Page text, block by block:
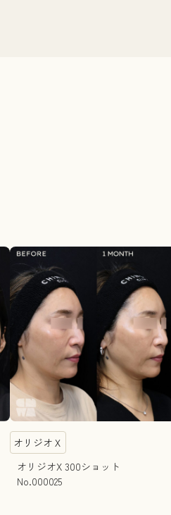
オリジオＸ
オリジオX 300ショット
No.000025